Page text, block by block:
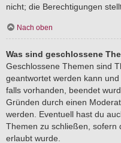
nicht; die Berechtigungen
Nach oben
Was sind geschlossene
Geschlossene Themen sind
geantwortet werden kann
falls vorhanden, beendet
Gründen durch einen
werden. Eventuell hast du
Themen zu schließen, sofern
erlaubt wurde.